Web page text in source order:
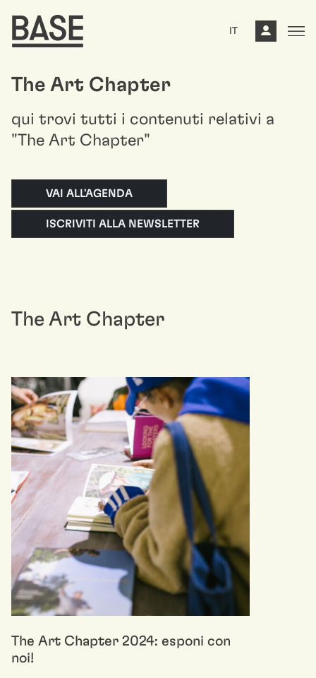
IT
The Art Chapter
qui trovi tutti i contenuti relativi a
"The Art Chapter"
VAI ALL'AGENDA
ISCRIVITI ALLA NEWSLETTER
The Art Chapter
The Art Chapter 2024: esponi con
noi!